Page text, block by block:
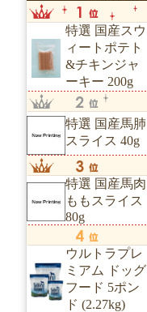
特選 国産スウ
ィートポテト
&チキンジャ
ーキー 200g
特選 国産馬肺
スライス 40g
特選 国産馬肉
ももスライス
80g
ウルトラプレ
ミアム ドッグ
フード 5ポン
ド (2.27kg)